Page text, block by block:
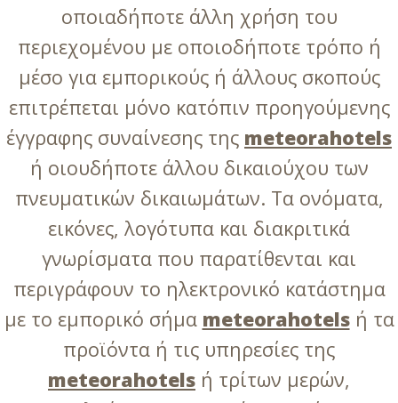
οποιαδήποτε άλλη χρήση του
περιεχομένου με οποιοδήποτε τρόπο ή
μέσο για εμπορικούς ή άλλους σκοπούς
επιτρέπεται μόνο κατόπιν προηγούμενης
έγγραφης συναίνεσης της meteorahotels
ή οιουδήποτε άλλου δικαιούχου των
πνευματικών δικαιωμάτων. Τα ονόματα,
εικόνες, λογότυπα και διακριτικά
γνωρίσματα που παρατίθενται και
περιγράφουν το ηλεκτρονικό κατάστημα
με το εμπορικό σήμα meteorahotelsή τα
προϊόντα ή τις υπηρεσίες της
meteorahotels ή τρίτων μερών,